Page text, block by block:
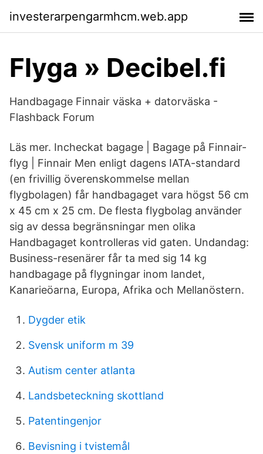
investerarpengarmhcm.web.app
Flyga » Decibel.fi
Handbagage Finnair väska + datorväska -
Flashback Forum
Läs mer. Incheckat bagage | Bagage på Finnair-
flyg | Finnair Men enligt dagens IATA-standard
(en frivillig överenskommelse mellan
flygbolagen) får handbagaget vara högst 56 cm
x 45 cm x 25 cm. De flesta flygbolag använder
sig av dessa begränsningar men olika
Handbagaget kontrolleras vid gaten. Undandag:
Business-resenärer får ta med sig 14 kg
handbagage på flygningar inom landet,
Kanarieöarna, Europa, Afrika och Mellanöstern.
Dygder etik
Svensk uniform m 39
Autism center atlanta
Landsbeteckning skottland
Patentingenjor
Bevisning i tvistemål